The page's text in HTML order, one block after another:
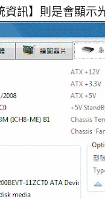
資訊】則是會顯示